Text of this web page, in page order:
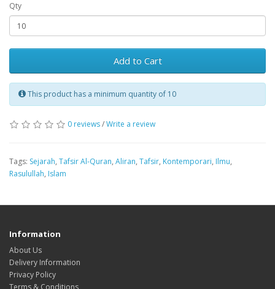
Qty
Add to Cart
This product has a minimum quantity of 10
0 reviews/Write a review
Tags: Sejarah, Tafsir Al-Quran, Aliran, Tafsir, Kontemporari, Ilmu,
Rasulullah, Islam
Information
About Us
Delivery Information
Privacy Policy
Terms & Conditions